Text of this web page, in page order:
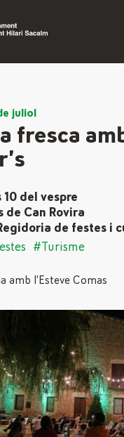
juliol
fresca
10 del vespre
de Can Rovira
de festes i
#Turisme
amb l’Esteve Comas